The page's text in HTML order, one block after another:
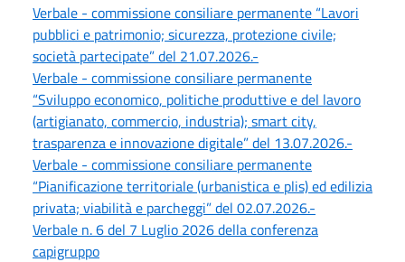
Verbale - commissione consiliare permanente “Lavori
pubblici e patrimonio; sicurezza, protezione civile;
società partecipate” del 21.07.2026.-
Verbale - commissione consiliare permanente
“Sviluppo economico, politiche produttive e del lavoro
(artigianato, commercio, industria); smart city,
trasparenza e innovazione digitale” del 13.07.2026.-
Verbale - commissione consiliare permanente
“Pianificazione territoriale (urbanistica e plis) ed edilizia
privata; viabilità e parcheggi” del 02.07.2026.-
Verbale n. 6 del 7 Luglio 2026 della conferenza
capigruppo